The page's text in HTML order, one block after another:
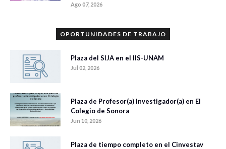
Ago 07, 2026
OPORTUNIDADES DE TRABAJO
Plaza del SIJA en el IIS-UNAM
Jul 02, 2026
Plaza de Profesor(a) Investigador(a) en El
Colegio de Sonora
Jun 10, 2026
Plaza de tiempo completo en el Cinvestav